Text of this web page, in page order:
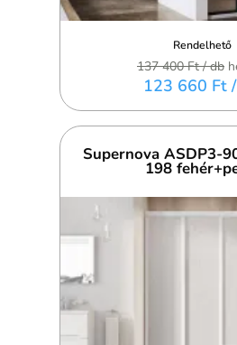
Rendelhető
137 400 Ft/ db
123 660 Ft
Supernova ASDP3-
198